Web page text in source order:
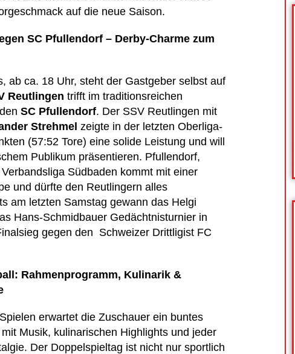
auf die neue Saison.
SC Pfullendorf – Derby-Charme zum
ab ca. 18 Uhr, steht der Gastgeber selbst auf
Reutlingen trifft im traditionsreichen
SC Pfullendorf. Der SSV Reutlingen mit
Strehmel zeigte in der letzten Oberliga-
(57:52 Tore) eine solide Leistung und will
Publikum präsentieren. Pfullendorf,
Südbaden kommt mit einer
und dürfte den Reutlingern alles
am letzten Samstag gewann das Helgi
Hans-Schmidbauer Gedächtnisturnier in
gegen den Schweizer Drittligist FC
Rahmenprogramm, Kulinarik &
erwartet die Zuschauer ein buntes
Musik, kulinarischen Highlights und jeder
Der Doppelspieltag ist nicht nur sportlich